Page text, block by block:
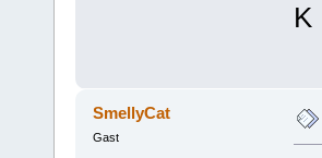
K
SmellyCat
Gast